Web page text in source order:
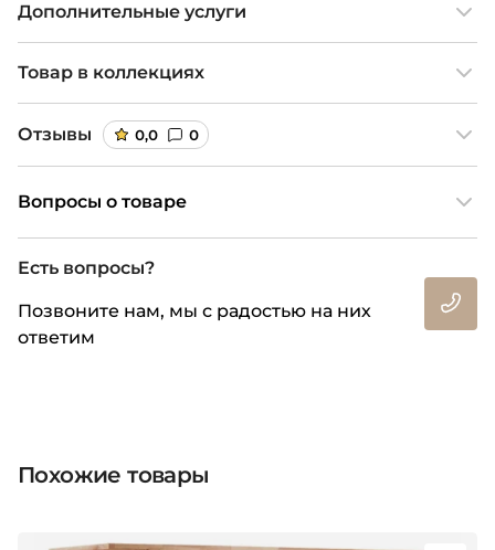
Дополнительные услуги
Товар в коллекциях
Отзывы 0,0 0
Вопросы о товаре
Есть вопросы?
Позвоните нам, мы с радостью на них
ответим
Похожие товары